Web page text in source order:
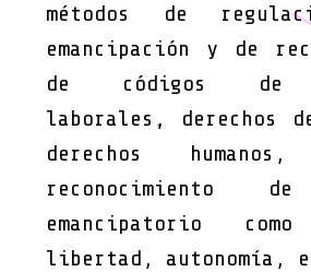
métodos de
emancipación y de
de códigos de
laborales, derechos
derechos
reconocimiento
emancipatorio
libertad, autonomía,